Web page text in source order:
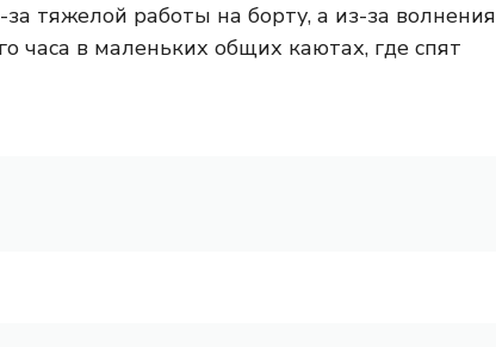
тяжелой работы на борту, а из-за волнения
часа в маленьких общих каютах, где спят